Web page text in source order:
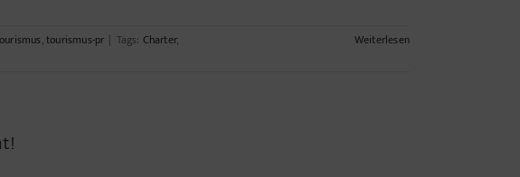
,tourismus-pr | Tags: Charter,
Weiterlesen